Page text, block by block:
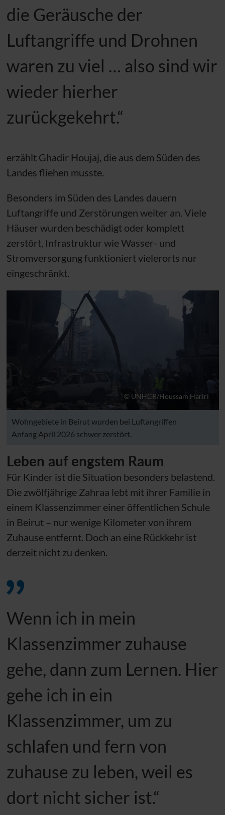
die Geräusche der
Luftangriffe und Drohnen
waren zu viel … also sind wir
wieder hierher
zurückgekehrt.“
erzählt Ghadir Houjaj, die aus dem Süden des
Landes fliehen musste.
Besonders im Süden des Landes dauern
Luftangriffe und Zerstörungen weiter an. Viele
Häuser wurden beschädigt oder komplett
zerstört, Infrastruktur wie Wasser- und
Stromversorgung funktioniert vielerorts nur
eingeschränkt.
© UNHCR/Houssam Hariri
Wohngebiete in Beirut wurden bei Luftangriffen
Anfang April 2026 schwer zerstört.
Leben auf engstem Raum
Für Kinder ist die Situation besonders belastend.
Die zwölfjährige Zahraa lebt mit ihrer Familie in
einem Klassenzimmer einer öffentlichen Schule
in Beirut – nur wenige Kilometer von ihrem
Zuhause entfernt. Doch an eine Rückkehr ist
derzeit nicht zu denken.
Wenn ich in mein
Klassenzimmer zuhause
gehe, dann zum Lernen. Hier
gehe ich in ein
Klassenzimmer, um zu
schlafen und fern von
zuhause zu leben, weil es
dort nicht sicher ist.“